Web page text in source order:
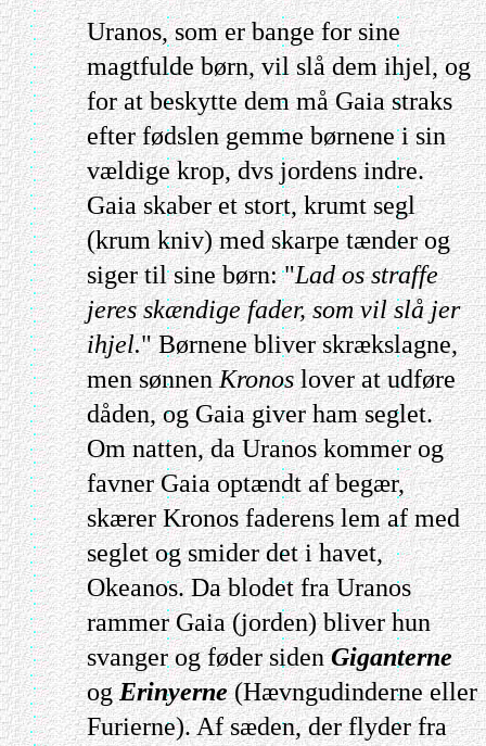
Uranos, som er bange for sine
magtfulde børn, vil slå dem ihjel, og
for at beskytte dem må Gaia straks
efter fødslen gemme børnene i sin
vældige krop, dvs jordens indre.
Gaia skaber et stort, krumt segl
(krum kniv) med skarpe tænder og
siger til sine børn: "Lad os straffe
jeres skændige fader, som vil slå jer
ihjel." Børnene bliver skrækslagne,
men sønnenKronoslover at udføre
dåden, og Gaia giver ham seglet.
Om natten, da Uranos kommer og
favner Gaia optændt af begær,
skærer Kronos faderens lem af med
seglet og smider det i havet,
Okeanos. Da blodet fra Uranos
rammer Gaia (jorden) bliver hun
svanger og føder sidenGiganterne
ogErinyerne(Hævngudinderne eller
Furierne). Af sæden, der flyder fra